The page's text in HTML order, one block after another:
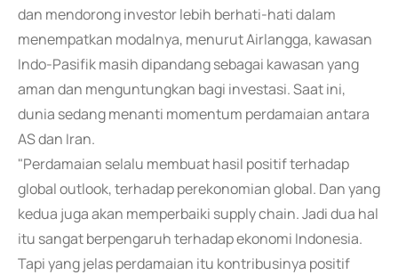
dan mendorong investor lebih berhati-hati dalam
menempatkan modalnya, menurut Airlangga, kawasan
Indo-Pasifik masih dipandang sebagai kawasan yang
aman dan menguntungkan bagi investasi. Saat ini,
dunia sedang menanti momentum perdamaian antara
AS dan Iran.
"Perdamaian selalu membuat hasil positif terhadap
global outlook, terhadap perekonomian global. Dan yang
kedua juga akan memperbaiki supply chain. Jadi dua hal
itu sangat berpengaruh terhadap ekonomi Indonesia.
Tapi yang jelas perdamaian itu kontribusinya positif